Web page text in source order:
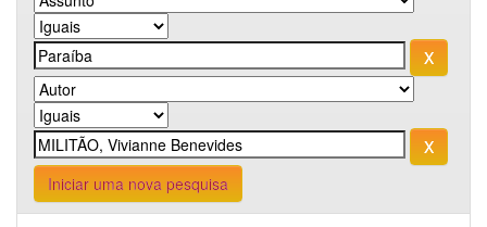
Iniciar uma nova pesquisa